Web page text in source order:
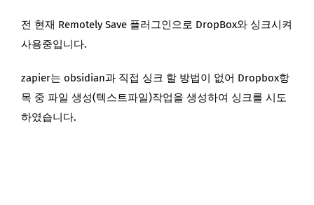
전 현재 Remotely Save 플러그인으로 DropBox와 싱크시켜
사용중입니다.
zapier는 obsidian과 직접 싱크 할 방법이 없어 Dropbox항
목 중 파일 생성(텍스트파일)작업을 생성하여 싱크를 시도
하였습니다.